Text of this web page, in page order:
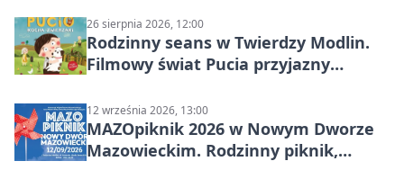
26 sierpnia 2026, 12:00
Rodzinny seans w Twierdzy Modlin.
Filmowy świat Pucia przyjazny
12 września 2026, 13:00
MAZOpiknik 2026 w Nowym Dworze
Mazowieckim. Rodzinny piknik,